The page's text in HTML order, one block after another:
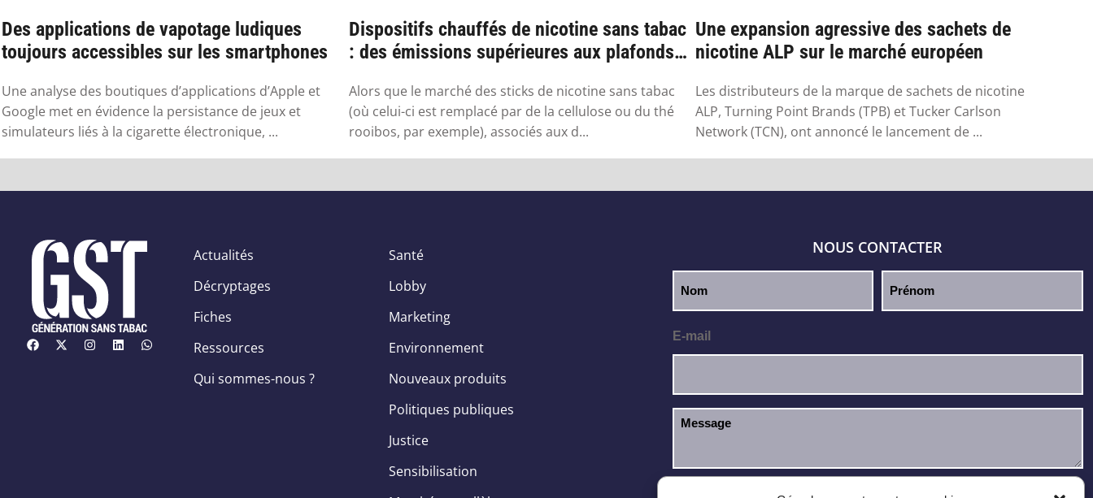
Des applications de vapotage ludiques
toujours accessibles sur les smartphones
Une analyse des boutiques d’applications d’Apple et
Google met en évidence la persistance de jeux et
simulateurs liés à la cigarette électronique, ...
Dispositifs chauffés de nicotine sans tabac
: des émissions supérieures aux plafonds
Alors que le marché des sticks de nicotine sans tabac
(où celui-ci est remplacé par de la cellulose ou du thé
rooibos, par exemple), associés aux d...
Une expansion agressive des sachets de
nicotine ALP sur le marché européen
Les distributeurs de la marque de sachets de nicotine
ALP, Turning Point Brands (TPB) et Tucker Carlson
Network (TCN), ont annoncé le lancement de ...
Actualités
Décryptages
Fiches
Ressources
Qui sommes-nous ?
Santé
Lobby
Marketing
Environnement
Nouveaux produits
Politiques publiques
Justice
Sensibilisation
NOUS CONTACTER
E-mail